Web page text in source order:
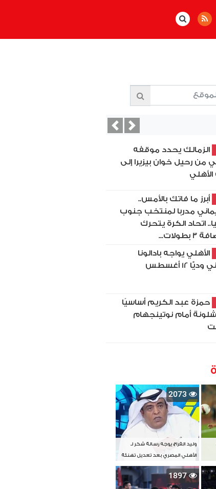
الزمالك يحدد موقفه
من رحيل خوان بيزيرا إلى
أبرز ما فاتك بالأمس..
مدربا لمنتخب جنوب
اتحاد الكرة يتحرك
الأهلي يواجه بادالونا
12 أغسطس
حمزة عبد الكريم أساسيًا
أمام نوتينجهام
PreviousNext
2073
وليد الفراج يوجه رسالة شكر لـ
الأهلي المصري بعد تعديل تهنئة
بطل آسيا
1897